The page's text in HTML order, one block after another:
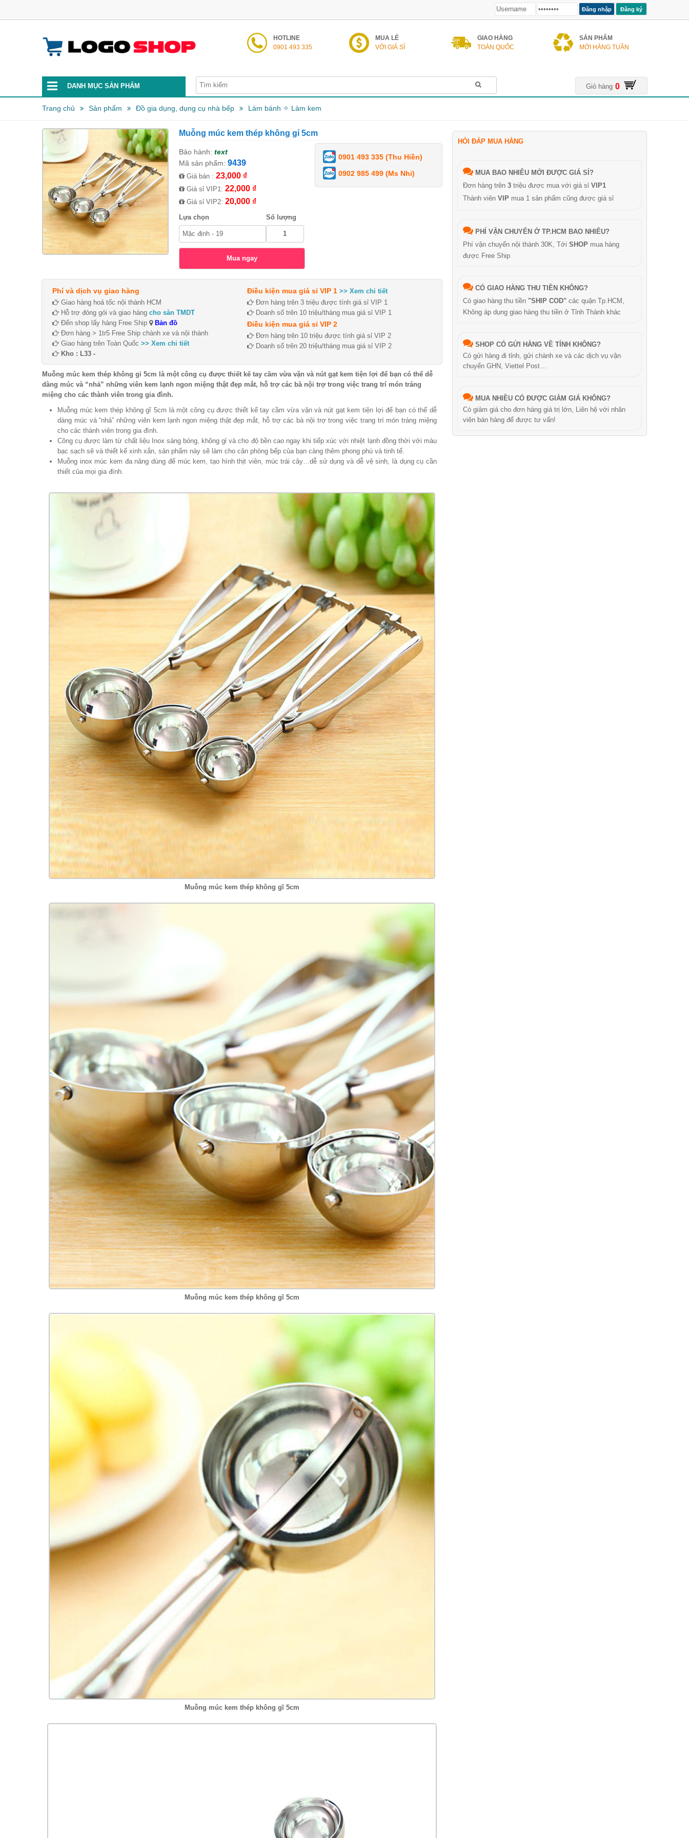
Đăng ký
HOTLINE
0901 493 335
MUA LẺ
VỚI GIÁ SỈ
GIAO HÀNG
TOÀN QUỐC
SẢN PHẨM
MỚI HÀNG TUẦN
Giỏ hàng 0
DANH MỤC SẢN PHẨM
Trang chủ Sản phẩm Đồ gia dụng, dụng cụ nhà bếp Làm bánh ✧ Làm kem
Muỗng múc kem thép không gỉ 5cm
Bảo hành: text
Mã sản phẩm: 9439
Giá bán : 23,000 ₫
Giá sỉ VIP1: 22,000 ₫
Giá sỉ VIP2: 20,000 ₫
Lựa chọn Số lượng
0901 493 335 (Thu Hiền)
0902 985 499 (Ms Nhi)
Phí và dịch vụ giao hàng
Giao hàng hoả tốc nội thành HCM
Hỗ trợ đóng gói và giao hàng cho sàn TMDT
Đến shop lấy hàng Free Ship
Bản đồ
Đơn hàng > 1tr5 Free Ship chành xe và nội thành
Giao hàng trên Toàn Quốc >> Xem chi tiết
Kho : L33 -
Điều kiện mua giá sỉ VIP 1 >> Xem chi tiết
Đơn hàng trên 3 triệu được tính giá sỉ VIP 1
Doanh số trên 10 triệu/tháng mua giá sỉ VIP 1
Điều kiện mua giá sỉ VIP 2
Đơn hàng trên 10 triệu được tính giá sỉ VIP 2
Doanh số trên 20 triệu/tháng mua giá sỉ VIP 2
Muỗng múc kem thép không gỉ 5cm là một công cụ được thiết kế tay cầm vừa vặn và nút gạt kem tiện lợi để bạn có thể dễ
dàng múc và “nhả” những viên kem lạnh ngon miệng thật đẹp mắt, hỗ trợ các bà nội trợ trong việc trang trí món tráng
miệng cho các thành viên trong gia đình.
Muỗng múc kem thép không gĩ 5cm là một công cụ được thiết kế tay cầm vừa vặn và nút gạt kem tiện lợi để bạn có thể dễ
dàng múc và “nhả” những viên kem lạnh ngon miệng thật đẹp mắt, hỗ trợ các bà nội trợ trong việc trang trí món tráng miệng
cho các thành viên trong gia đình.
Công cụ được làm từ chất liệu Inox sáng bóng, không gỉ và cho độ bền cao ngay khi tiếp xúc với nhiệt lạnh đồng thời với màu
bạc sạch sẽ và thiết kế xinh xắn, sản phẩm này sẽ làm cho căn phòng bếp của bạn càng thêm phong phú và tinh tế.
Muỗng inox múc kem đa năng dùng để múc kem, tạo hình thịt viên, múc trái cây…dễ sử dụng và dễ vệ sinh, là dụng cụ cần
thiết của mọi gia đình.
Muỗng múc kem thép không gĩ 5cm
Muỗng múc kem thép không gĩ 5cm
Muỗng múc kem thép không gĩ 5cm
HỎI ĐÁP MUA HÀNG
MUA BAO NHIÊU MỚI ĐƯỢC GIÁ SỈ?
Đơn hàng trên 3 triệu được mua với giá sỉ VIP1
Thành viên VIP mua 1 sản phẩm cũng được giá sỉ
PHÍ VẬN CHUYỂN Ở TP.HCM BAO NHIÊU?
Phí vận chuyển nội thành 30K, Tới SHOP mua hàng
được Free Ship
CÓ GIAO HÀNG THU TIỀN KHÔNG?
Có giao hàng thu tiền "SHIP COD" các quận Tp.HCM,
Không áp dụng giao hàng thu tiền ở Tỉnh Thành khác
SHOP CÓ GỬI HÀNG VỀ TỈNH KHÔNG?
Có gửi hàng đi tỉnh, gửi chành xe và các dịch vụ vận
chuyển GHN, Viettel Post…
MUA NHIỀU CÓ ĐƯỢC GIẢM GIÁ KHÔNG?
Có giảm giá cho đơn hàng giá trị lớn, Liên hệ với nhân
viên bán hàng để được tư vấn!